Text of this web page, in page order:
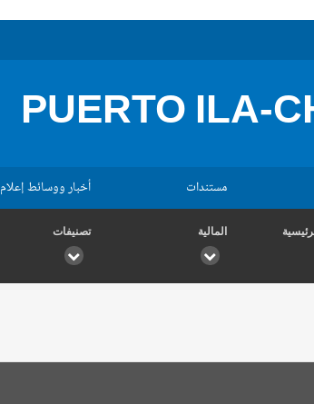
PUERTO ILA-
مستندات أخبار ووسائط إعلام
المالية تصنيفات